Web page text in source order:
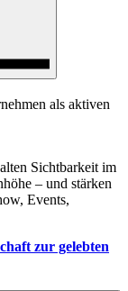
als aktiven
Sichtbarkeit im
– und stärken
Events,
zur gelebten